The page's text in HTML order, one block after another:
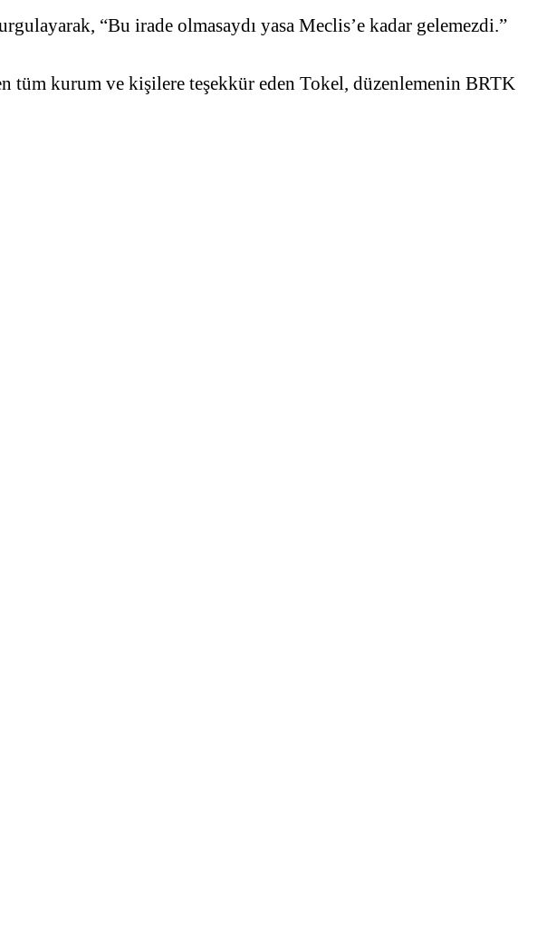
“Bu irade olmasaydı yasa Meclis’e kadar gelemezdi.”
tüm kurum ve kişilere teşekkür eden Tokel, düzenlemenin BRTK